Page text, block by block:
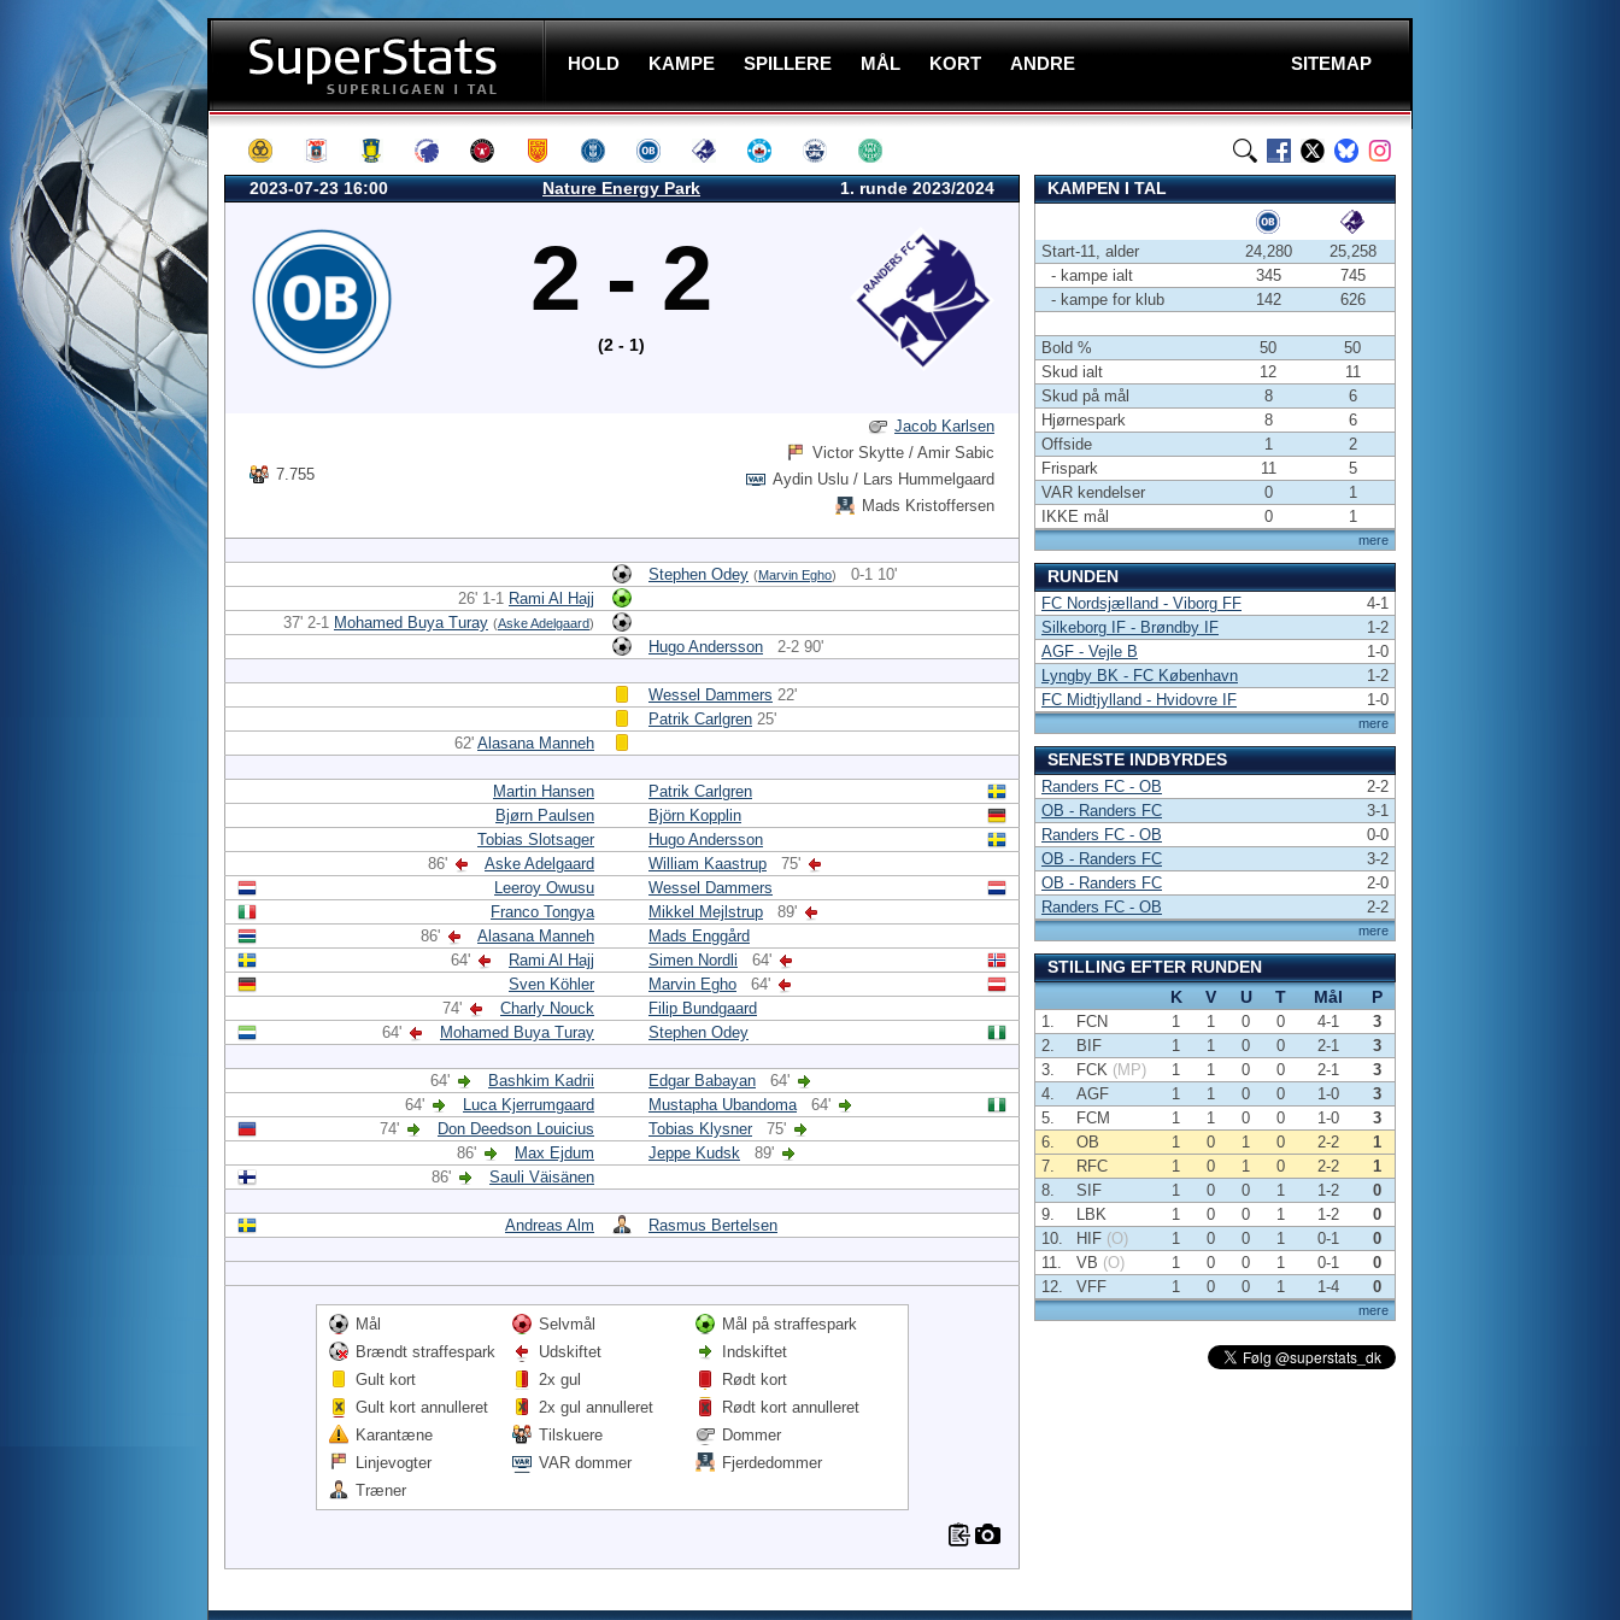
HOLD KAMPE SPILLERE MÅL KORT ANDRE SITEMAP
2023-07-23 16:00 Nature Energy Park 1. runde 2023/2024
2 - 2
(2 - 1)
7.755
Jacob Karlsen
Victor Skytte / Amir Sabic
Aydin Uslu / Lars Hummelgaard
Mads Kristoffersen
Stephen Odey (Marvin Egho)
0-1 10'
26' 1-1 Rami Al Hajj
37' 2-1 Mohamed Buya Turay (Aske Adelgaard)
Hugo Andersson 2-2 90'
Wessel Dammers 22'
Patrik Carlgren 25'
62' Alasana Manneh
Martin Hansen
Patrik Carlgren
Bjørn Paulsen
Björn Kopplin
Tobias Slotsager
Hugo Andersson
86'
Aske Adelgaard William Kaastrup
75'
Leeroy Owusu
Wessel Dammers
Franco Tongya
Mikkel Mejlstrup
89'
86'
Alasana Manneh
Mads Enggård
64'
Rami Al Hajj Simen Nordli
64'
Sven Köhler
Marvin Egho
64'
74'
Charly Nouck
Filip Bundgaard
64'
Mohamed Buya Turay Stephen Odey
64' Bashkim Kadrii Edgar Babayan
64'
64'
Luca Kjerrumgaard Mustapha Ubandoma
64'
74'
Don Deedson Louicius Tobias Klysner
75'
86'
Max Ejdum Jeppe Kudsk
89'
86'
Sauli Väisänen
Andreas Alm Rasmus Bertelsen
Mål Selvmål
Mål på straffespark
Brændt straffespark
Udskiftet
Indskiftet
Gult kort
2x gul
Rødt kort
Gult kort annulleret
2x gul annulleret
Rødt kort annulleret
Karantæne
Tilskuere
Dommer
Linjevogter
VAR dommer
Fjerdedommer
Træner
KAMPEN I TAL
mere
Start-11, alder 24,280
25,258
- kampe ialt
345
745
- kampe for klub
142 626
Bold % 50
50
Skud ialt
12
11
Skud på mål
8
6
Hjørnespark
8
6
Offside
1
2
Frispark
11
5
VAR kendelser
0
1
IKKE mål
0 1
RUNDEN
mere
FC Nordsjælland - Viborg FF
4-1
Silkeborg IF - Brøndby IF
1-2
AGF - Vejle B
1-0
Lyngby BK - FC København
1-2
FC Midtjylland - Hvidovre IF
1-0
SENESTE INDBYRDES
mere
Randers FC - OB
2-2
OB - Randers FC
3-1
Randers FC - OB
0-0
OB - Randers FC
3-2
OB - Randers FC
2-0
Randers FC - OB
2-2
STILLING EFTER RUNDEN
K
V U T Mål P
mere
1. FCN 1 1 0 0 4-1
3
2.
BIF 1 1 0 0 2-1
3
3.
FCK (MP) 1 1 0 0 2-1
3
4.
AGF 1 1 0 0 1-0
3
5.
FCM 1 1 0 0 1-0
3
6.
OB 1 0 1 0 2-2
1
7.
RFC 1 0 1 0 2-2
1
8.
SIF 1 0 0 1 1-2
0
9.
LBK 1 0 0 1 1-2
0
10.
HIF (O) 1 0 0 1 0-1
0
11.
VB (O) 1 0 0 1 0-1
0
12.
VFF 1 0 0 1 1-4 0